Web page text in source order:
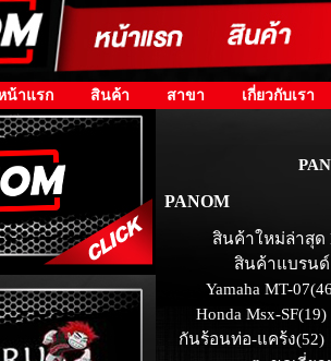
น้าแรก สินค้า สาขา เกี่ยวกับเรา
PANOM
สินค้าใหม่ล่าสุด
สินค้าแบรนด์
Yamaha MT-
Honda Msx-SF(19)
กันร้อนท่อ-แคร้ง(52)